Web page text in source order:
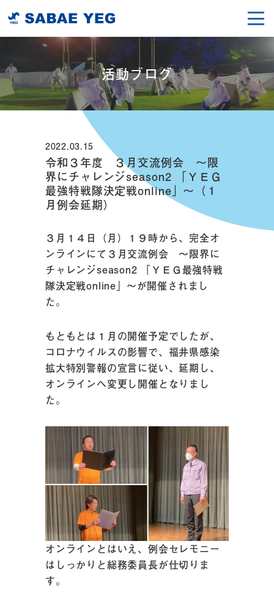
活動ブログ
2022.03.15
令和３年度 ３月交流例会 ～限
界にチャレンジseason2 「ＹＥＧ
最強特戦隊決定戦online」～（１
月例会延期）
３月１４日（月）１９時から、完全オ
ンラインにて３月交流例会 ～限界に
チャレンジseason2 「ＹＥＧ最強特戦
隊決定戦online」～が開催されまし
た。
もともとは１月の開催予定でしたが、
コロナウイルスの影響で、福井県感染
拡大特別警報の宣言に従い、延期し、
オンラインへ変更し開催となりまし
た。
オンラインとはいえ、例会セレモニー
はしっかりと総務委員長が仕切りま
す。